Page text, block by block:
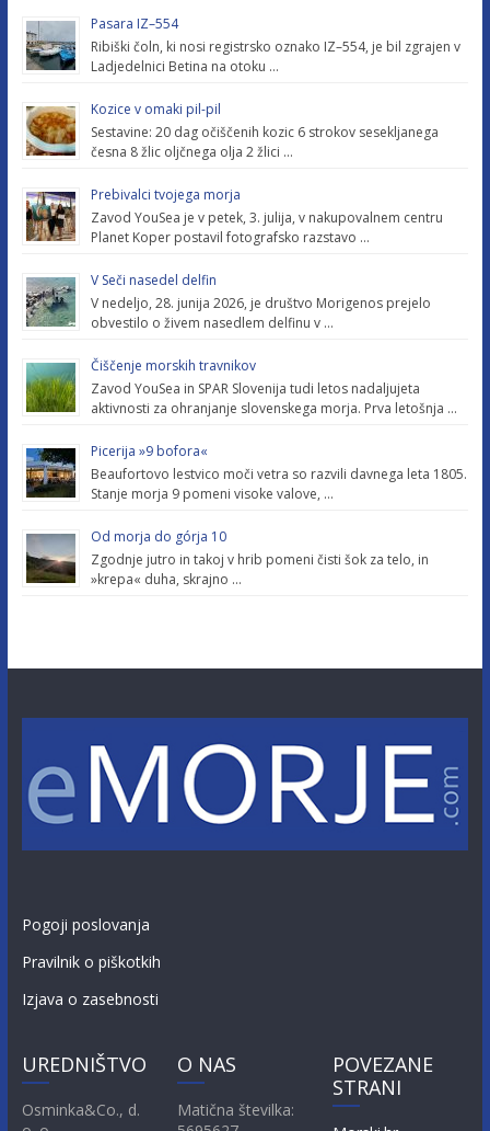
Pasara IZ–554
Ribiški čoln, ki nosi registrsko oznako IZ–554, je bil zgrajen v
Ladjedelnici Betina na otoku …
Kozice v omaki pil-pil
Sestavine: 20 dag očiščenih kozic 6 strokov sesekljanega
česna 8 žlic oljčnega olja 2 žlici …
Prebivalci tvojega morja
Zavod YouSea je v petek, 3. julija, v nakupovalnem centru
Planet Koper postavil fotografsko razstavo …
V Seči nasedel delfin
V nedeljo, 28. junija 2026, je društvo Morigenos prejelo
obvestilo o živem nasedlem delfinu v …
Čiščenje morskih travnikov
Zavod YouSea in SPAR Slovenija tudi letos nadaljujeta
aktivnosti za ohranjanje slovenskega morja. Prva letošnja …
Picerija »9 bofora«
Beaufortovo lestvico moči vetra so razvili davnega leta 1805.
Stanje morja 9 pomeni visoke valove, …
Od morja do górja 10
Zgodnje jutro in takoj v hrib pomeni čisti šok za telo, in
»krepa« duha, skrajno …
Pogoji poslovanja
Pravilnik o piškotkih
Izjava o zasebnosti
UREDNIŠTVO
Osminka&Co., d.
O NAS
Matična številka:
POVEZANE
STRANI